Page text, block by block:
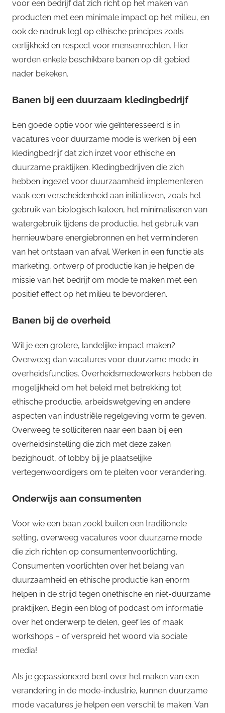
voor een bedrijf dat zich richt op het maken van
producten met een minimale impact op het milieu, en
ook de nadruk legt op ethische principes zoals
eerlijkheid en respect voor mensenrechten. Hier
worden enkele beschikbare banen op dit gebied
nader bekeken.
Banen bij een duurzaam kledingbedrijf
Een goede optie voor wie geïnteresseerd is in
vacatures voor duurzame mode is werken bij een
kledingbedrijf dat zich inzet voor ethische en
duurzame praktijken. Kledingbedrijven die zich
hebben ingezet voor duurzaamheid implementeren
vaak een verscheidenheid aan initiatieven, zoals het
gebruik van biologisch katoen, het minimaliseren van
watergebruik tijdens de productie, het gebruik van
hernieuwbare energiebronnen en het verminderen
van het ontstaan van afval. Werken in een functie als
marketing, ontwerp of productie kan je helpen de
missie van het bedrijf om mode te maken met een
positief effect op het milieu te bevorderen.
Banen bij de overheid
Wil je een grotere, landelijke impact maken?
Overweeg dan vacatures voor duurzame mode in
overheidsfuncties. Overheidsmedewerkers hebben de
mogelijkheid om het beleid met betrekking tot
ethische productie, arbeidswetgeving en andere
aspecten van industriële regelgeving vorm te geven.
Overweeg te solliciteren naar een baan bij een
overheidsinstelling die zich met deze zaken
bezighoudt, of lobby bij je plaatselijke
vertegenwoordigers om te pleiten voor verandering.
Onderwijs aan consumenten
Voor wie een baan zoekt buiten een traditionele
setting, overweeg vacatures voor duurzame mode
die zich richten op consumentenvoorlichting.
Consumenten voorlichten over het belang van
duurzaamheid en ethische productie kan enorm
helpen in de strijd tegen onethische en niet-duurzame
praktijken. Begin een blog of podcast om informatie
over het onderwerp te delen, geef les of maak
workshops – of verspreid het woord via sociale
media!
Als je gepassioneerd bent over het maken van een
verandering in de mode-industrie, kunnen duurzame
mode vacatures je helpen een verschil te maken. Van